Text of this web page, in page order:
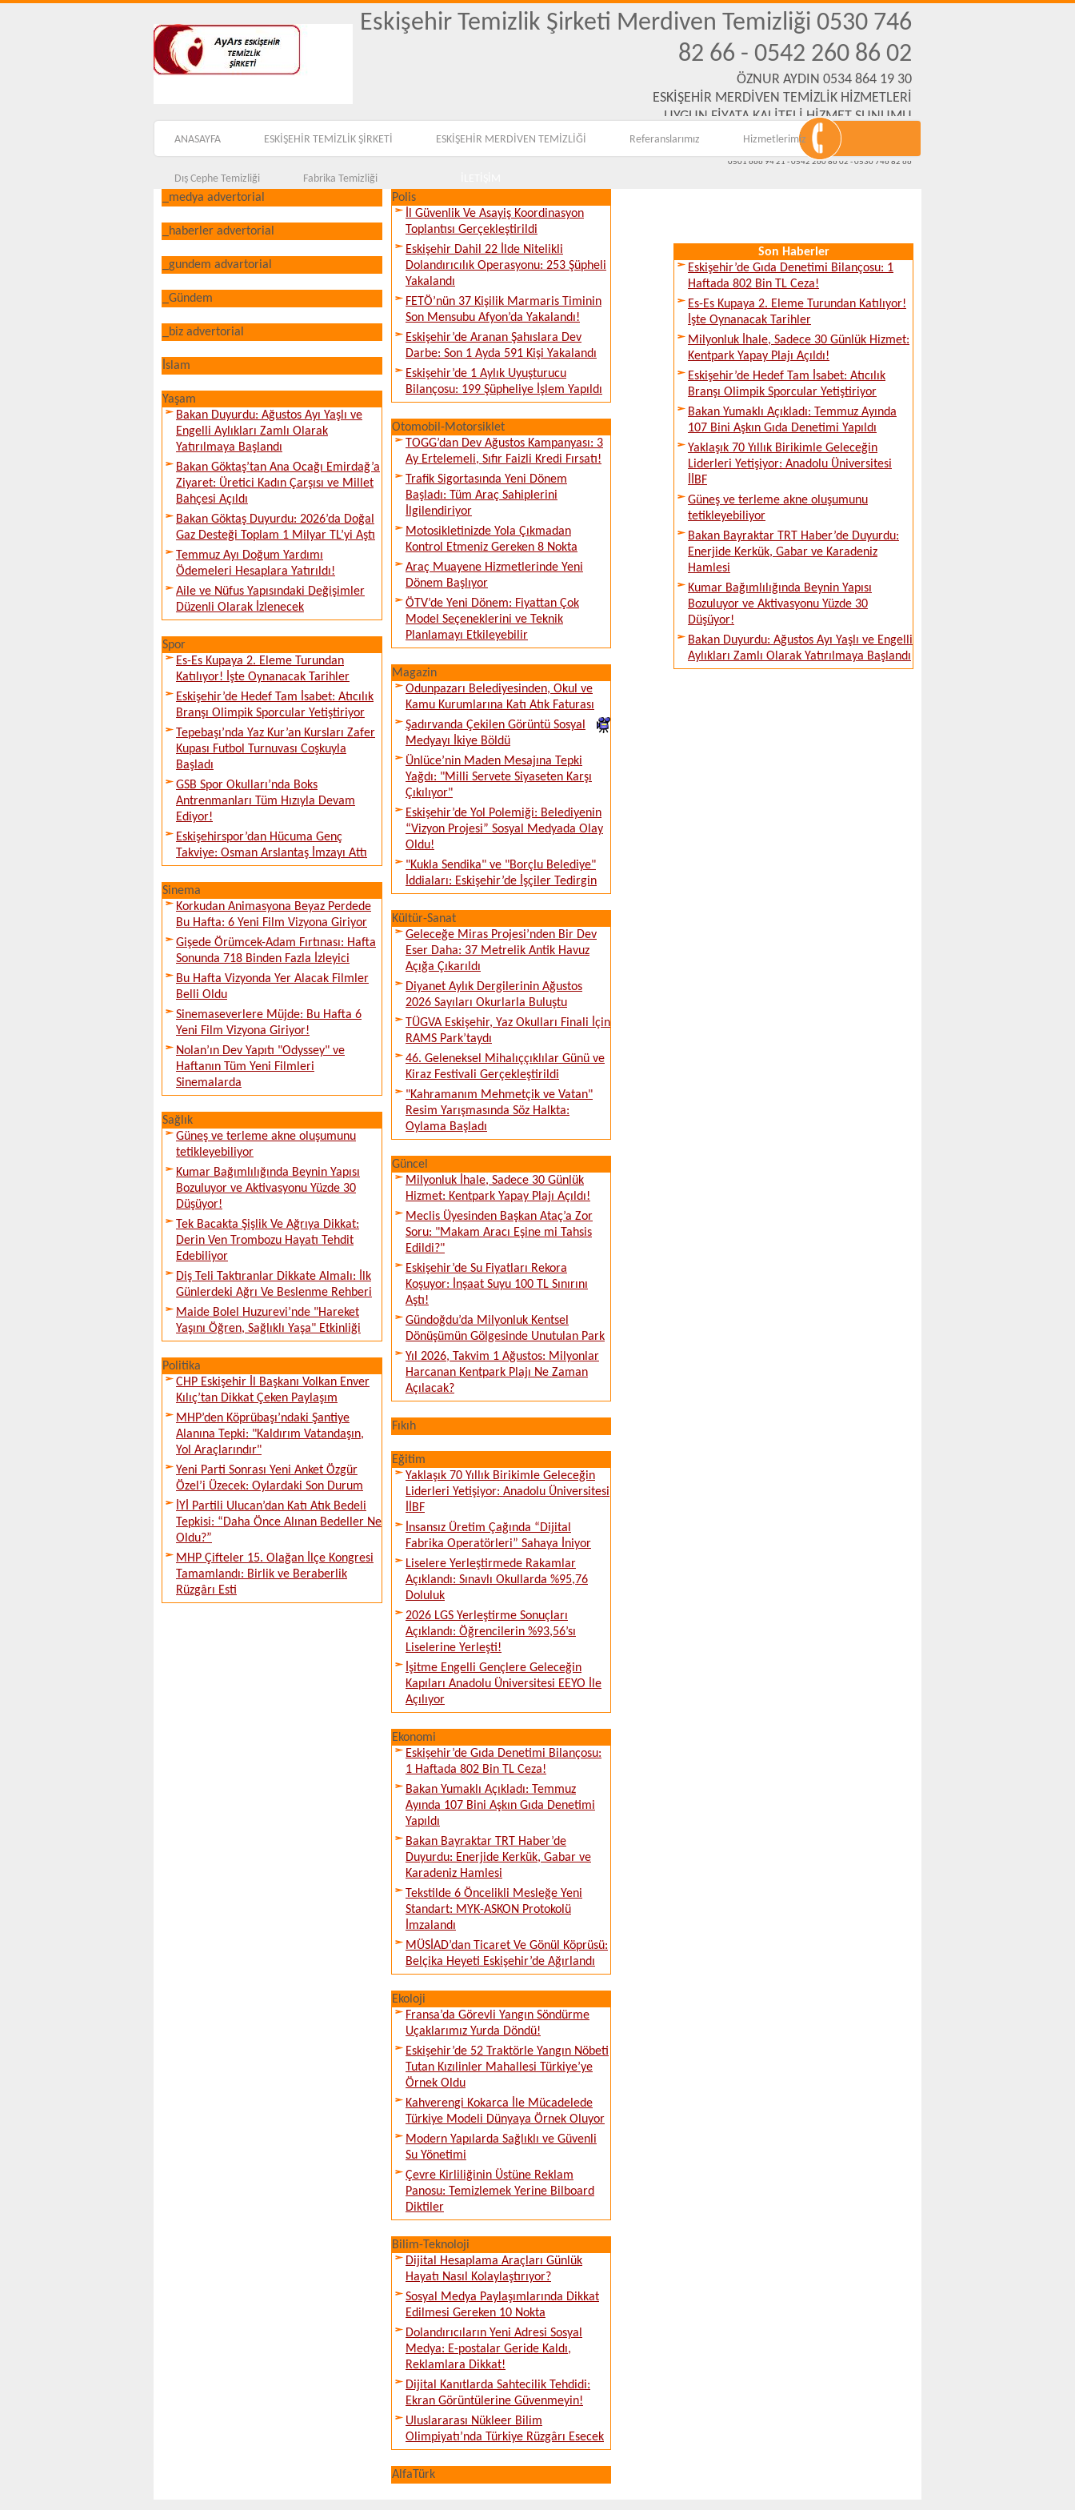
Eskişehir Temizlik Şirketi Merdiven Temizliği 0530 746
82 66 - 0542 260 86 02
ÖZNUR AYDIN 0534 864 19 30
ESKİŞEHİR MERDİVEN TEMİZLİK HİZMETLERİ
UYGUN FİYATA KALİTELİ HİZMET SUNUMU
Emek Mh. Yanartaş Sk. No:31 Eskişehir
www.eskisehirmerdiventemizliksirketi.com
0501 666 94 21 - 0542 260 86 02 - 0530 746 82 66
ANASAYFA ESKİŞEHİR TEMİZLİK ŞİRKETİ ESKİŞEHİR MERDİVEN TEMİZLİĞİ Referanslarımız Hizmetlerimiz
Dış Cephe Temizliği Fabrika Temizliği
_medya advertorial
_haberler advertorial
_gundem advartorial
_Gündem
_biz advertorial
İslam
Yaşam
Bakan Duyurdu: Ağustos Ayı Yaşlı ve
Engelli Aylıkları Zamlı Olarak
Yatırılmaya Başlandı
Bakan Göktaş’tan Ana Ocağı Emirdağ’a
Ziyaret: Üretici Kadın Çarşısı ve Millet
Bahçesi Açıldı
Bakan Göktaş Duyurdu: 2026’da Doğal
Gaz Desteği Toplam 1 Milyar TL’yi Aştı
Temmuz Ayı Doğum Yardımı
Ödemeleri Hesaplara Yatırıldı!
Aile ve Nüfus Yapısındaki Değişimler
Düzenli Olarak İzlenecek
Spor
Es-Es Kupaya 2. Eleme Turundan
Katılıyor! İşte Oynanacak Tarihler
Eskişehir’de Hedef Tam İsabet: Atıcılık
Branşı Olimpik Sporcular Yetiştiriyor
Tepebaşı’nda Yaz Kur’an Kursları Zafer
Kupası Futbol Turnuvası Coşkuyla
Başladı
GSB Spor Okulları’nda Boks
Antrenmanları Tüm Hızıyla Devam
Ediyor!
Eskişehirspor’dan Hücuma Genç
Takviye: Osman Arslantaş İmzayı Attı
Sinema
Korkudan Animasyona Beyaz Perdede
Bu Hafta: 6 Yeni Film Vizyona Giriyor
Gişede Örümcek-Adam Fırtınası: Hafta
Sonunda 718 Binden Fazla İzleyici
Bu Hafta Vizyonda Yer Alacak Filmler
Belli Oldu
Sinemaseverlere Müjde: Bu Hafta 6
Yeni Film Vizyona Giriyor!
Nolan’ın Dev Yapıtı "Odyssey" ve
Haftanın Tüm Yeni Filmleri
Sinemalarda
Sağlık
Güneş ve terleme akne oluşumunu
tetikleyebiliyor
Kumar Bağımlılığında Beynin Yapısı
Bozuluyor ve Aktivasyonu Yüzde 30
Düşüyor!
Tek Bacakta Şişlik Ve Ağrıya Dikkat:
Derin Ven Trombozu Hayatı Tehdit
Edebiliyor
Diş Teli Taktıranlar Dikkate Almalı: İlk
Günlerdeki Ağrı Ve Beslenme Rehberi
Maide Bolel Huzurevi’nde "Hareket
Yaşını Öğren, Sağlıklı Yaşa" Etkinliği
Politika
CHP Eskişehir İl Başkanı Volkan Enver
Kılıç’tan Dikkat Çeken Paylaşım
MHP’den Köprübaşı’ndaki Şantiye
Alanına Tepki: "Kaldırım Vatandaşın,
Yol Araçlarındır"
Yeni Parti Sonrası Yeni Anket Özgür
Özel’i Üzecek: Oylardaki Son Durum
İYİ Partili Ulucan’dan Katı Atık Bedeli
Tepkisi: “Daha Önce Alınan Bedeller Ne
Oldu?”
MHP Çifteler 15. Olağan İlçe Kongresi
Tamamlandı: Birlik ve Beraberlik
Rüzgârı Esti
Polis
İl Güvenlik Ve Asayiş Koordinasyon
Toplantısı Gerçekleştirildi
Eskişehir Dahil 22 İlde Nitelikli
Dolandırıcılık Operasyonu: 253 Şüpheli
Yakalandı
FETÖ’nün 37 Kişilik Marmaris Timinin
Son Mensubu Afyon’da Yakalandı!
Eskişehir’de Aranan Şahıslara Dev
Darbe: Son 1 Ayda 591 Kişi Yakalandı
Eskişehir’de 1 Aylık Uyuşturucu
Bilançosu: 199 Şüpheliye İşlem Yapıldı
Otomobil-Motorsiklet
TOGG’dan Dev Ağustos Kampanyası: 3
Ay Ertelemeli, Sıfır Faizli Kredi Fırsatı!
Trafik Sigortasında Yeni Dönem
Başladı: Tüm Araç Sahiplerini
İlgilendiriyor
Motosikletinizde Yola Çıkmadan
Kontrol Etmeniz Gereken 8 Nokta
Araç Muayene Hizmetlerinde Yeni
Dönem Başlıyor
ÖTV’de Yeni Dönem: Fiyattan Çok
Model Seçeneklerini ve Teknik
Planlamayı Etkileyebilir
Magazin
Odunpazarı Belediyesinden, Okul ve
Kamu Kurumlarına Katı Atık Faturası
Şadırvanda Çekilen Görüntü Sosyal
Medyayı İkiye Böldü
Ünlüce’nin Maden Mesajına Tepki
Yağdı: "Milli Servete Siyaseten Karşı
Çıkılıyor"
Eskişehir’de Yol Polemiği: Belediyenin
“Vizyon Projesi” Sosyal Medyada Olay
Oldu!
"Kukla Sendika" ve "Borçlu Belediye"
İddiaları: Eskişehir’de İşçiler Tedirgin
Kültür-Sanat
Geleceğe Miras Projesi’nden Bir Dev
Eser Daha: 37 Metrelik Antik Havuz
Açığa Çıkarıldı
Diyanet Aylık Dergilerinin Ağustos
2026 Sayıları Okurlarla Buluştu
TÜGVA Eskişehir, Yaz Okulları Finali İçin
RAMS Park’taydı
46. Geleneksel Mihalıççıklılar Günü ve
Kiraz Festivali Gerçekleştirildi
"Kahramanım Mehmetçik ve Vatan"
Resim Yarışmasında Söz Halkta:
Oylama Başladı
Güncel
Milyonluk İhale, Sadece 30 Günlük
Hizmet: Kentpark Yapay Plajı Açıldı!
Meclis Üyesinden Başkan Ataç’a Zor
Soru: "Makam Aracı Eşine mi Tahsis
Edildi?"
Eskişehir’de Su Fiyatları Rekora
Koşuyor: İnşaat Suyu 100 TL Sınırını
Aştı!
Gündoğdu’da Milyonluk Kentsel
Dönüşümün Gölgesinde Unutulan Park
Yıl 2026, Takvim 1 Ağustos: Milyonlar
Harcanan Kentpark Plajı Ne Zaman
Açılacak?
Fıkıh
Eğitim
Yaklaşık 70 Yıllık Birikimle Geleceğin
Liderleri Yetişiyor: Anadolu Üniversitesi
İİBF
İnsansız Üretim Çağında “Dijital
Fabrika Operatörleri” Sahaya İniyor
Liselere Yerleştirmede Rakamlar
Açıklandı: Sınavlı Okullarda %95,76
Doluluk
2026 LGS Yerleştirme Sonuçları
Açıklandı: Öğrencilerin %93,56’sı
Liselerine Yerleşti!
İşitme Engelli Gençlere Geleceğin
Kapıları Anadolu Üniversitesi EEYO İle
Açılıyor
Ekonomi
Eskişehir’de Gıda Denetimi Bilançosu:
1 Haftada 802 Bin TL Ceza!
Bakan Yumaklı Açıkladı: Temmuz
Ayında 107 Bini Aşkın Gıda Denetimi
Yapıldı
Bakan Bayraktar TRT Haber’de
Duyurdu: Enerjide Kerkük, Gabar ve
Karadeniz Hamlesi
Tekstilde 6 Öncelikli Mesleğe Yeni
Standart: MYK-ASKON Protokolü
İmzalandı
MÜSİAD’dan Ticaret Ve Gönül Köprüsü:
Belçika Heyeti Eskişehir’de Ağırlandı
Ekoloji
Fransa’da Görevli Yangın Söndürme
Uçaklarımız Yurda Döndü!
Eskişehir’de 52 Traktörle Yangın Nöbeti
Tutan Kızılinler Mahallesi Türkiye’ye
Örnek Oldu
Kahverengi Kokarca İle Mücadelede
Türkiye Modeli Dünyaya Örnek Oluyor
Modern Yapılarda Sağlıklı ve Güvenli
Su Yönetimi
Çevre Kirliliğinin Üstüne Reklam
Panosu: Temizlemek Yerine Bilboard
Diktiler
Bilim-Teknoloji
Dijital Hesaplama Araçları Günlük
Hayatı Nasıl Kolaylaştırıyor?
Sosyal Medya Paylaşımlarında Dikkat
Edilmesi Gereken 10 Nokta
Dolandırıcıların Yeni Adresi Sosyal
Medya: E-postalar Geride Kaldı,
Reklamlara Dikkat!
Dijital Kanıtlarda Sahtecilik Tehdidi:
Ekran Görüntülerine Güvenmeyin!
Uluslararası Nükleer Bilim
Olimpiyatı’nda Türkiye Rüzgârı Esecek
AlfaTürk
Son Haberler
Eskişehir’de Gıda Denetimi Bilançosu: 1
Haftada 802 Bin TL Ceza!
Es-Es Kupaya 2. Eleme Turundan Katılıyor!
İşte Oynanacak Tarihler
Milyonluk İhale, Sadece 30 Günlük Hizmet:
Kentpark Yapay Plajı Açıldı!
Eskişehir’de Hedef Tam İsabet: Atıcılık
Branşı Olimpik Sporcular Yetiştiriyor
Bakan Yumaklı Açıkladı: Temmuz Ayında
107 Bini Aşkın Gıda Denetimi Yapıldı
Yaklaşık 70 Yıllık Birikimle Geleceğin
Liderleri Yetişiyor: Anadolu Üniversitesi
İİBF
Güneş ve terleme akne oluşumunu
tetikleyebiliyor
Bakan Bayraktar TRT Haber’de Duyurdu:
Enerjide Kerkük, Gabar ve Karadeniz
Hamlesi
Kumar Bağımlılığında Beynin Yapısı
Bozuluyor ve Aktivasyonu Yüzde 30
Düşüyor!
Bakan Duyurdu: Ağustos Ayı Yaşlı ve Engelli
Aylıkları Zamlı Olarak Yatırılmaya Başlandı